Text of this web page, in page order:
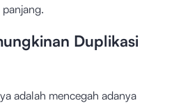
Duplikasi
adalah mencegah adanya